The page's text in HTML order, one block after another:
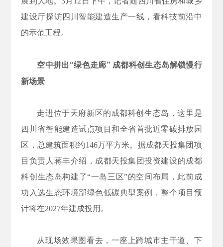
建设厅探访四川智能建造生产一线，看科技前沿中
的示范工程。
空中拼出“绿色走廊” 成都科创生态岛解锁慢行
新场景
走进位于天府新区的成都科创生态岛，这里是
四川省智能建造试点项目和全省首批近零碳排放园
区，总建筑面积约146万平方米。据成都天投集团项
目负责人蒋丰介绍，成都天投集团投资建设的成都
科创生态岛构建了“一岛三区”的空间布局，此前成
功入选生态环境部绿色低碳典型案例，整个项目预
计将在2027年建成投用。
从现场效果图看去，一座上跨城市主干道、下